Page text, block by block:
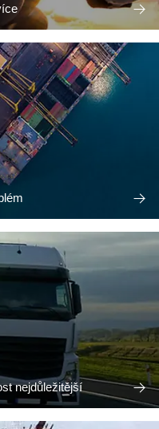
nejdůležitější